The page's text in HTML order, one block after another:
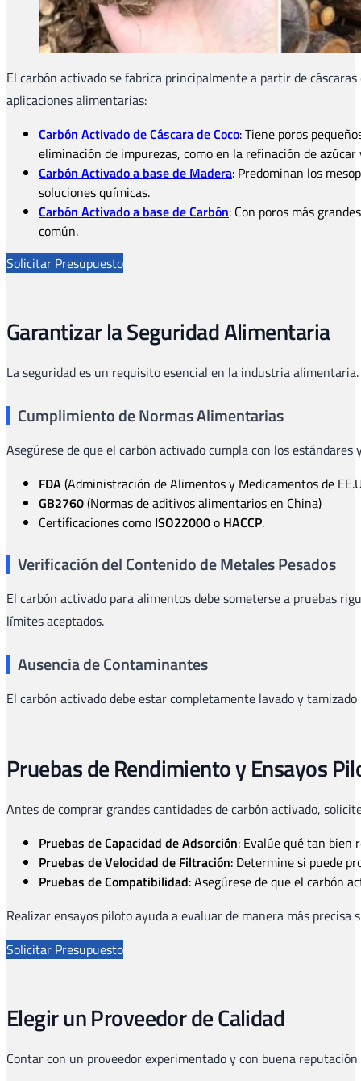
El carbón activado se fabrica principalmente a partir de
aplicaciones alimentarias:
Carbón Activado de Cáscara de Coco: Tiene poros
eliminación de impurezas, como en la refinación de
Carbón Activadoa basede Madera: Predominan los
soluciones químicas.
Carbón Activado a base de Carbón: Con poros más
común.
Solicitar Presupuesto
Garantizar la Seguridad Alimentaria
La seguridad es un requisito esencial en la industria
Cumplimiento de Normas Alimentarias
Asegúrese de que el carbón activado cumpla con los
FDA(Administración de Alimentos y Medicamentos de
GB2760(Normas de aditivos alimentarios en China)
Certificaciones como ISO22000o HACCP.
Verificación del Contenido de Metales Pesados
El carbón activado para alimentos debe someterse a pruebas
límites aceptados.
Ausencia de Contaminantes
El carbón activado debe estar completamente lavado y
Pruebas de Rendimiento y Ensayos
Antes de comprar grandes cantidades de carbón activado,
Pruebas de Capacidad de Adsorción: Evalúe qué tan bien
Pruebas de Velocidad de Filtración: Determine si puede
Pruebas de Compatibilidad: Asegúrese de que el carbón
Realizar ensayos piloto ayuda a evaluar de manera más
Solicitar Presupuesto
Elegir un Proveedor de Calidad
Contar con un proveedor experimentado y con buena